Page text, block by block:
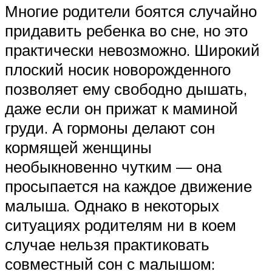
Многие родители боятся случайно
придавить ребенка во сне, но это
практически невозможно. Широкий
плоский носик новорожденного
позволяет ему свободно дышать,
даже если он прижат к маминой
груди. А гормоны делают сон
кормящей женщины
необыкновенно чутким — она
просыпается на каждое движение
малыша. Однако в некоторых
ситуациях родителям ни в коем
случае нельзя практиковать
совместный сон с малышом: